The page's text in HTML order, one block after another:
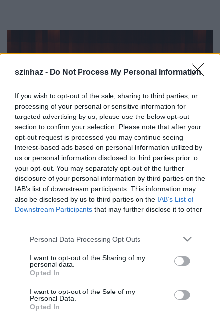
szinhaz - Do Not Process My Personal Information
If you wish to opt-out of the sale, sharing to third parties, or
processing of your personal or sensitive information for
targeted advertising by us, please use the below opt-out
section to confirm your selection. Please note that after your
opt-out request is processed you may continue seeing
interest-based ads based on personal information utilized by
us or personal information disclosed to third parties prior to
your opt-out. You may separately opt-out of the further
disclosure of your personal information by third parties on the
IAB’s list of downstream participants. This information may
also be disclosed by us to third parties on the IAB’s List of
Downstream Participants that may further disclose it to other
Please note that this website/app uses one or more Google
not limited to your visit or usage behaviour. You may click to
grant or deny consent to Google and its third-party tags to
use your data for below specified purposes in below Google
consent section.
Personal Data Processing Opt Outs
I want to opt-out of the Sharing of my
personal data.
Opted In
I want to opt-out of the Sale of my
Personal Data.
Opted In
Szolnoki Szimfonikus Zenekar
A műsorban közreműködik a Szolnoki Szimfonikus
Zenekar, a Budapest Táncszínház, a Tellabor
Társulat, a Nemzeti Énekkar, a Budapesti Ifjúsági
Kórus, a Szolnoki Bartók Béla Kamarakórus, a
szolnoki Kodály Iskola Gyermekkara, valamint a
Mozdulat Táncműhely. Az est karmestere és zenei
rendezője a japán
szimfonikusok művészeti vezetője. A műsorvezetői
tisztetÓkovács Szilveszter
operaénekes, a Magyar
Állami Operaház főigazgatója látja el.